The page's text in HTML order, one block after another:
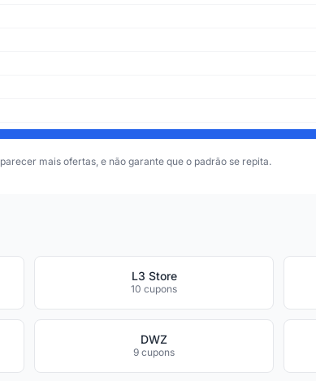
mais ofertas, e não garante que o padrão se repita.
L3 Store
10 cupons
DWZ
9 cupons